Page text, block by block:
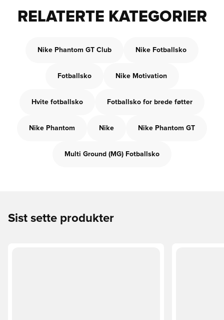
RELATERTE KATEGORIER
Nike Phantom GT Club Nike Fotballsko
Fotballsko Nike Motivation
Hvite fotballsko Fotballsko for brede føtter
Nike Phantom Nike Nike Phantom GT
Multi Ground (MG) Fotballsko
Sist sette produkter